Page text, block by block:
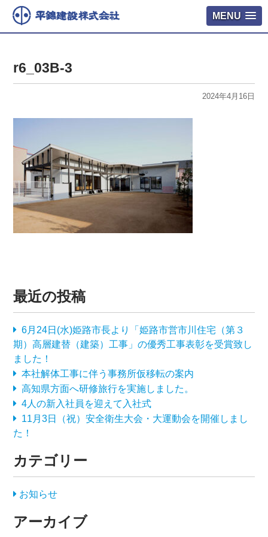
MENU
r6_03B-3
2024年4月16日
最近の投稿
6月24日(水)姫路市長より「姫路市営市川住宅（第３
期）高層建替（建築）工事」の優秀工事表彰を受賞致し
ました！
本社解体工事に伴う事務所仮移転の案内
高知県方面へ研修旅行を実施しました。
4人の新入社員を迎えて入社式
11月3日（祝）安全衛生大会・大運動会を開催しまし
た！
カテゴリー
お知らせ
アーカイブ